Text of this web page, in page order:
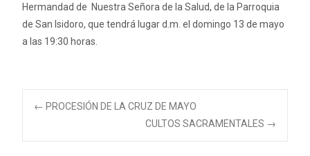
Hermandad de Nuestra Señora de la Salud, de la Parroquia
de San Isidoro, que tendrá lugar d.m. el domingo 13 de mayo
a las 19:30 horas.
Navegación
← PROCESIÓN DE LA CRUZ DE MAYO
CULTOS SACRAMENTALES →